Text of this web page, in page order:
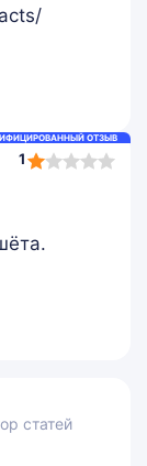
ОТЗЫВ
1
1,0
статей